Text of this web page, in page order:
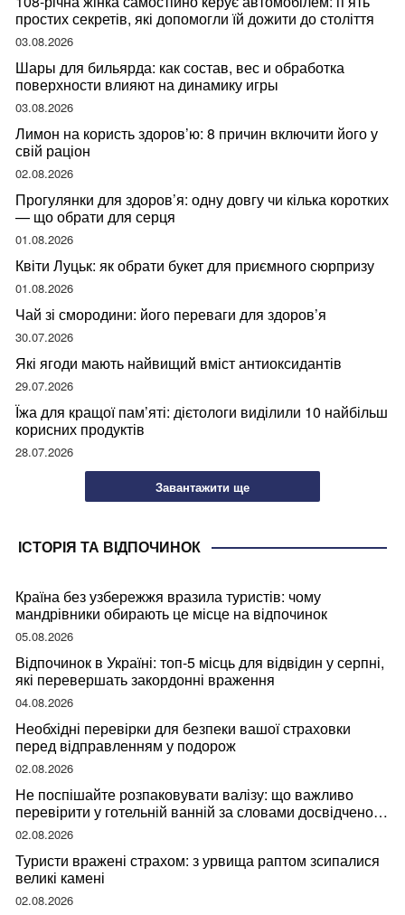
простих секретів, які допомогли їй дожити до століття
03.08.2026
Шары для бильярда: как состав, вес и обработка
поверхности влияют на динамику игры
03.08.2026
Лимон на користь здоров’ю: 8 причин включити його у
свій раціон
02.08.2026
Прогулянки для здоров’я: одну довгу чи кілька коротких
— що обрати для серця
01.08.2026
Квіти Луцьк: як обрати букет для приємного сюрпризу
01.08.2026
Чай зі смородини: його переваги для здоров’я
30.07.2026
Які ягоди мають найвищий вміст антиоксидантів
29.07.2026
Їжа для кращої пам’яті: дієтологи виділили 10 найбільш
корисних продуктів
28.07.2026
Завантажити ще
ІСТОРІЯ ТА ВІДПОЧИНОК
Країна без узбережжя вразила туристів: чому
мандрівники обирають це місце на відпочинок
05.08.2026
Відпочинок в Україні: топ-5 місць для відвідин у серпні,
які перевершать закордонні враження
04.08.2026
Необхідні перевірки для безпеки вашої страховки
перед відправленням у подорож
02.08.2026
Не поспішайте розпаковувати валізу: що важливо
перевірити у готельній ванній за словами досвідченої
мандрівниці
02.08.2026
Туристи вражені страхом: з урвища раптом зсипалися
великі камені
02.08.2026